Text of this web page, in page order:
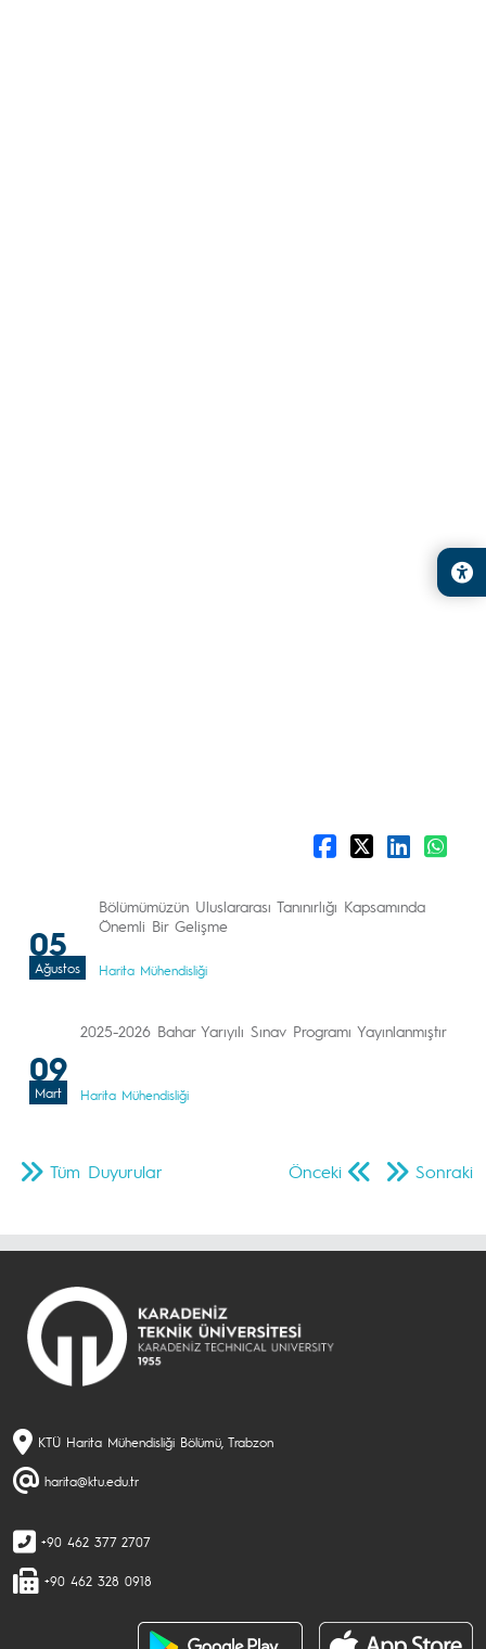
05
Ağustos
Bölümümüzün Uluslararası Tanınırlığı Kapsamında
Önemli Bir Gelişme
Harita Mühendisliği
09
Mart
2025-2026 Bahar Yarıyılı Sınav Programı Yayınlanmıştır
Harita Mühendisliği
Önceki Sonraki
Tüm Duyurular
KTÜ Harita Mühendisliği Bölümü, Trabzon
harita@ktu.edu.tr
+90 462 377 2707
+90 462 328 0918